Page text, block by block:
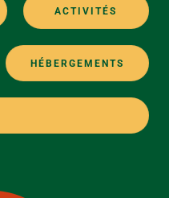
ACTIVITÉS
HÉBERGEMENTS